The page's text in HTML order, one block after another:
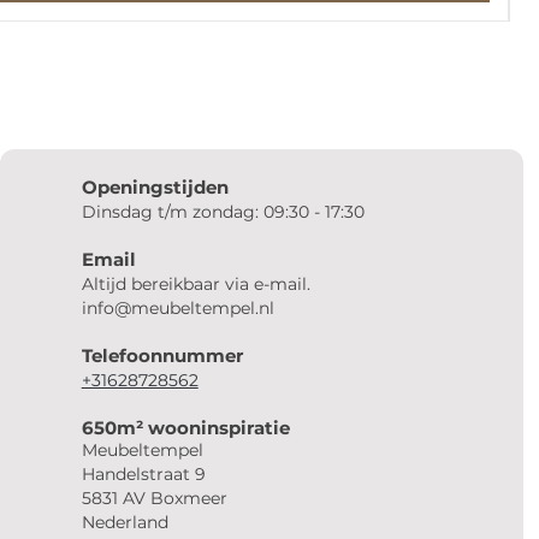
Openingstijden
Dinsdag t/m zondag: 09:30 - 17:30
Email
Altijd bereikbaar via e-mail.
info@meubeltempel.nl
Telefoonnummer
+31628728562
650m² wooninspiratie
Meubeltempel
Handelstraat 9
5831 AV Boxmeer
Nederland